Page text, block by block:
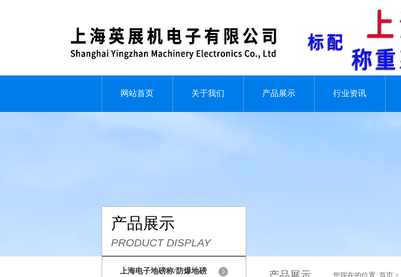
网站首页 关于我们 产品展示 行业资讯
产品展示
PRODUCT DISPLAY
上海电子地磅称/防爆地磅 您现在的位置: 首页 >